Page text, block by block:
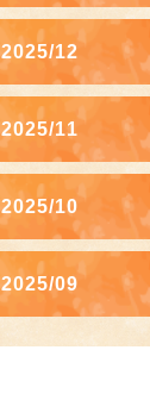
2025/12
2025/11
2025/10
2025/09